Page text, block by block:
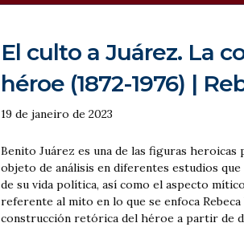
El culto a Juárez. La
héroe (1872-1976) |
19 de janeiro de 2023
Benito Juárez es una de las figuras
objeto de análisis en diferentes estudios
de su vida política, así como el aspecto
referente al mito en lo que se enfoca
construcción retórica del héroe a partir de